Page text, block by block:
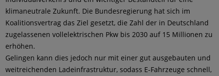
klimaneutrale Zukunft. Die Bundesregierung hat sich im
Koalitionsvertrag das Ziel gesetzt, die Zahl der in Deutschland
zugelassenen vollelektrischen Pkw bis 2030 auf 15 Millionen zu
erhöhen.
Gelingen kann dies jedoch nur mit einer gut ausgebauten und
weitreichenden Ladeinfrastruktur, sodass E-Fahrzeuge schnell,